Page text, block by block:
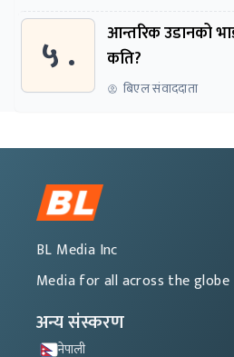
५ .
आन्तरिक उडानको
कति?
बिएल संवाददाता
BL Media Inc
Media for all across the globe
अन्य संस्करण
नेपाली